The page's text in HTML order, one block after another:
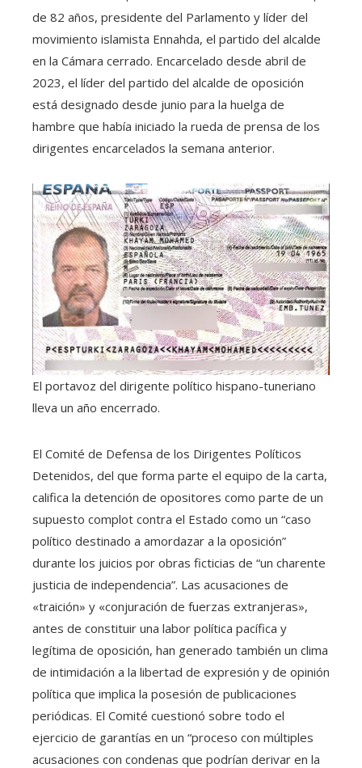
de 82 años, presidente del Parlamento y líder del
movimiento islamista Ennahda, el partido del alcalde
en la Cámara cerrado. Encarcelado desde abril de
2023, el líder del partido del alcalde de oposición
está designado desde junio para la huelga de
hambre que había iniciado la rueda de prensa de los
dirigentes encarcelados la semana anterior.
El portavoz del dirigente político hispano-tuneriano
lleva un año encerrado.
El Comité de Defensa de los Dirigentes Políticos
Detenidos, del que forma parte el equipo de la carta,
califica la detención de opositores como parte de un
supuesto complot contra el Estado como un “caso
político destinado a amordazar a la oposición”
durante los juicios por obras ficticias de “un charente
justicia de independencia”. Las acusaciones de
«traición» y «conjuración de fuerzas extranjeras»,
antes de constituir una labor política pacífica y
legítima de oposición, han generado también un clima
de intimidación a la libertad de expresión y de opinión
política que implica la posesión de publicaciones
periódicas. El Comité cuestionó sobre todo el
ejercicio de garantías en un “proceso con múltiples
acusaciones con condenas que podrían derivar en la